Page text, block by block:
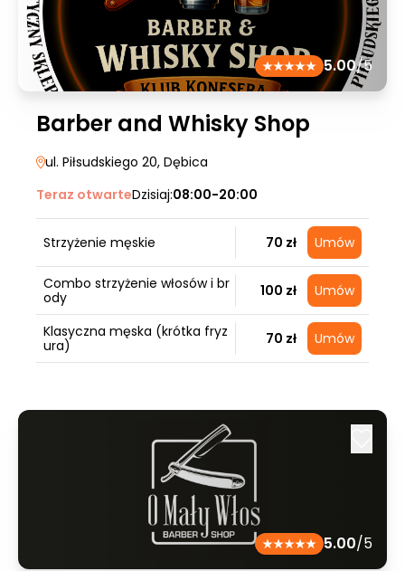
5.00/5
Barber and Whisky Shop
ul. Piłsudskiego 20, Dębica
Teraz otwarteDzisiaj:08:00-20:00
Strzyżenie męskie 70 zł Umów
Combo strzyżenie włosów i br
ody
100 zł Umów
Klasyczna męska (krótka fryz
ura)
70 zł Umów
5.00/5